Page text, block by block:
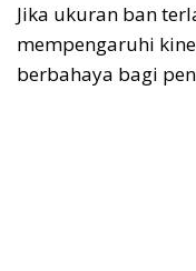
Jika ukuran ban
mempengaruhi
berbahaya bagi